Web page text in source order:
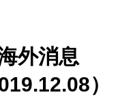
外消息
）